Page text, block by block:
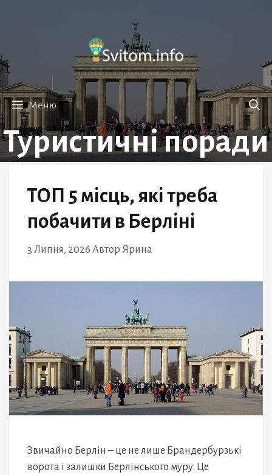
Меню
Туристичні поради
ТОП 5 місць, які треба
побачити в Берліні
3 Липня, 2026 Автор Ярина
Звичайно Берлін – це не лише Брандербурзькі
ворота і залишки Берлінського муру. Це